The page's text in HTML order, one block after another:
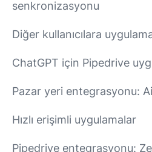
senkronizasyonu
Diğer kullanıcılara
ChatGPT için Pipedrive
Pazar yeri entegrasyonu:
Hızlı erişimli uygulamalar
Pipedrive entegrasyonu: